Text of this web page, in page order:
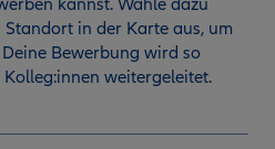
in der Karte aus, um
Bewerbung wird so
weitergeleitet.